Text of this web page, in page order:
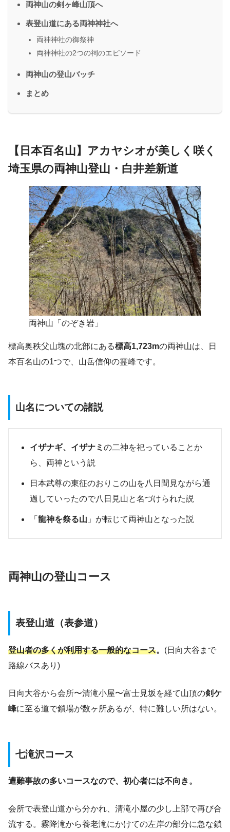
両神山の剣ヶ峰山頂へ
表登山道にある両神神社へ
両神神社の御祭神
両神神社の2つの祠のエピソード
両神山の登山バッチ
まとめ
【日本百名山】アカヤシオが美しく咲く
埼玉県の両神山登山・白井差新道
両神山「のぞき岩」
標高奥秩父山塊の北部にある標高1,723mの両神山は、日
本百名山の1つで、山岳信仰の霊峰です。
山名についての諸説
イザナギ、イザナミ の二神を祀っていることか
ら、両神という説
日本武尊の東征のおりこの山を八日間見ながら通
過していったので八日見山と名づけられた説
「 龍神を祭る山 」が転じて両神山となった説
両神山の登山コース
表登山道（表参道）
登山者の多くが利用する一般的なコース。 (日向大谷まで
路線バスあり)
日向大谷から会所〜清滝小屋〜富士見坂を経て山頂の剣ケ
峰に至る道で鎖場が数ヶ所あるが、特に難しい所はない。
七滝沢コース
遭難事故の多いコースなので、初心者には不向き。
会所で表登山道から分かれ、清滝小屋の少し上部で再び合
流する。霧降滝から養老滝にかけての左岸の部分に急な鎖